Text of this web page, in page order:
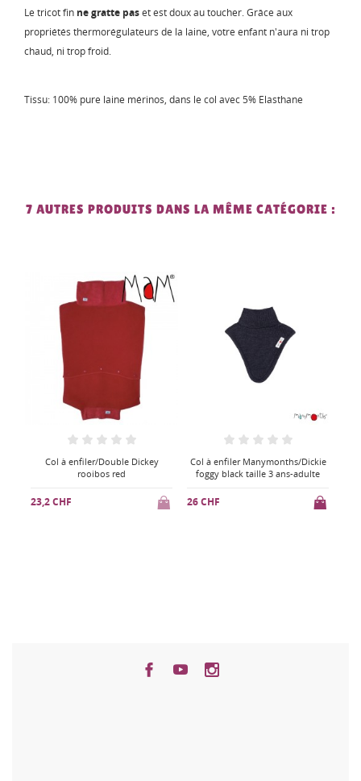
Le tricot fin ne gratte paset est doux au toucher. Grâce aux
propriétés thermorégulateurs de la laine, votre enfant n'aura ni trop
chaud, ni trop froid.
Tissu: 100% pure laine mérinos, dans le col avec 5% Elasthane
7 AUTRES PRODUITS DANS LA MÊME CATÉGORIE :
Col à enfiler/Double Dickey
rooibos red
23,2 CHF
Col à enfiler Manymonths/Dickie
foggy black taille 3 ans-adulte
26 CHF